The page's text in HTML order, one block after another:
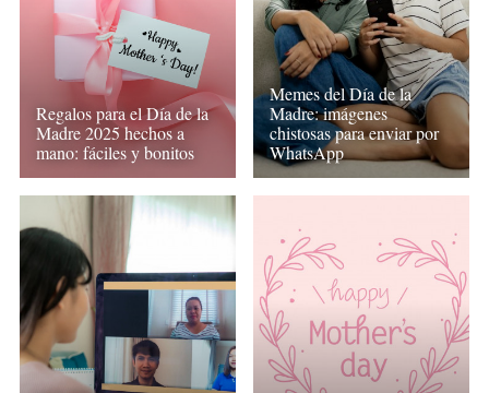
Regalos para el Día de la
Madre 2025 hechos a
mano: fáciles y bonitos
Memes del Día de la
Madre: imágenes
chistosas para enviar por
WhatsApp